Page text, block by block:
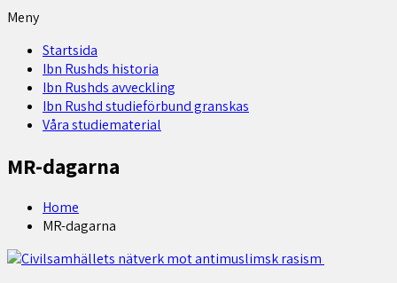
Meny
Startsida
Ibn Rushds historia
Ibn Rushds avveckling
Ibn Rushd studieförbund granskas​
Våra studiematerial
MR-dagarna
Home
MR-dagarna